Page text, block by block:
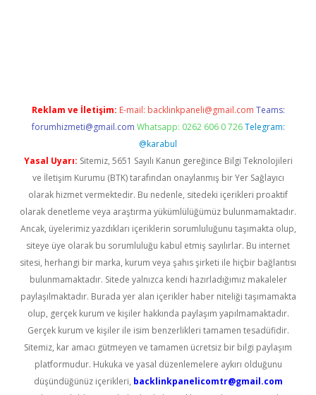
Reklam ve İletişim: E-mail: backlinkpaneli@gmail.com Teams:
forumhizmeti@gmail.com Whatsapp: 0262 606 0 726 Telegram:
@karabul
Yasal Uyarı: Sitemiz, 5651 Sayılı Kanun gereğince Bilgi Teknolojileri
ve İletişim Kurumu (BTK) tarafından onaylanmış bir Yer Sağlayıcı
olarak hizmet vermektedir. Bu nedenle, sitedeki içerikleri proaktif
olarak denetleme veya araştırma yükümlülüğümüz bulunmamaktadır.
Ancak, üyelerimiz yazdıkları içeriklerin sorumluluğunu taşımakta olup,
siteye üye olarak bu sorumluluğu kabul etmiş sayılırlar. Bu internet
sitesi, herhangi bir marka, kurum veya şahıs şirketi ile hiçbir bağlantısı
bulunmamaktadır. Sitede yalnızca kendi hazırladığımız makaleler
paylaşılmaktadır. Burada yer alan içerikler haber niteliği taşımamakta
olup, gerçek kurum ve kişiler hakkında paylaşım yapılmamaktadır.
Gerçek kurum ve kişiler ile isim benzerlikleri tamamen tesadüfidir.
Sitemiz, kar amacı gütmeyen ve tamamen ücretsiz bir bilgi paylaşım
platformudur. Hukuka ve yasal düzenlemelere aykırı olduğunu
düşündüğünüz içerikleri, backlinkpanelicomtr@gmail.com